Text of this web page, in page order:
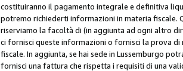
costituiranno il pagamento integrale e definitiva
potremo richiederti informazioni in materia fiscale.
riserviamo la facoltà di (in aggiunta ad ogni altro
ci fornisci queste informazioni o fornisci la prova
fiscale. In aggiunta, se hai sede in Lussemburgo
fornisci una fattura che rispetta i requisiti di una